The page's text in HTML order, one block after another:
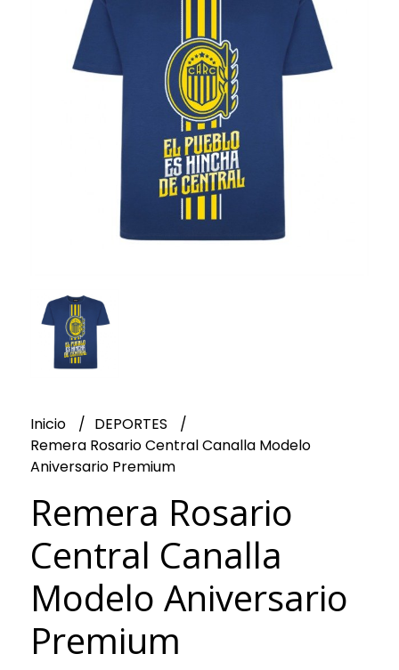
Inicio
DEPORTES
Remera Rosario Central Canalla Modelo
Aniversario Premium
Remera Rosario
Central Canalla
Modelo Aniversario
Premium